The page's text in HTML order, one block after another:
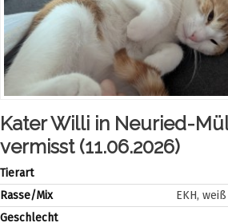
Kater Willi in Neuried-
vermisst (11.06.2026)
Tierart
Rasse/Mix
EKH,
Geschlecht